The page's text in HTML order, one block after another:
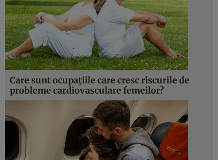
Care sunt ocupaţiile care cresc riscurile de
probleme cardiovasculare femeilor?